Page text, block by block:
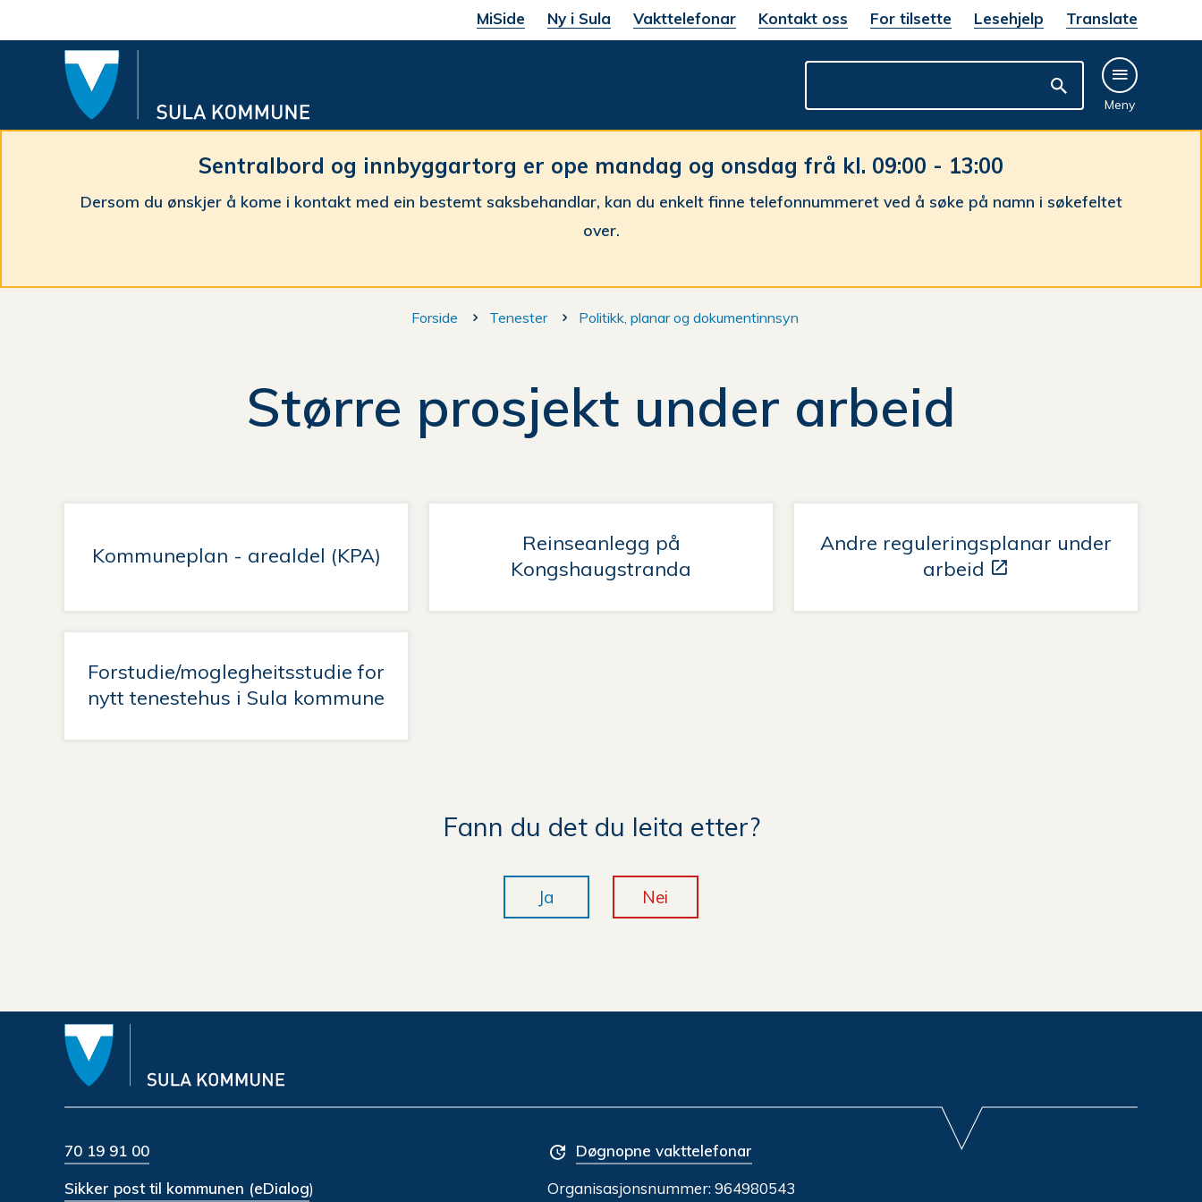
MiSide Ny i Sula Vakttelefonar Kontakt oss For tilsette Lesehjelp Translate
kommune
Meny
Sentralbord og innbyggartorg er ope mandag og onsdag frå kl. 09:00 - 13:00
Dersom du ønskjer å kome i kontakt med ein bestemt saksbehandlar, kan du enkelt finne telefonnummeret ved å søke på namn i søkefeltet
over.
Du
her:
Forside Tenester Politikk, planar og dokumentinnsyn
Større prosjekt under arbeid
Kommuneplan - arealdel (KPA)
Reinseanlegg på
Kongshaugstranda
Andre reguleringsplanar under
arbeid
Forstudie/moglegheitsstudie for
nytt tenestehus i Sula kommune
Fann du det du leita etter?
Ja Nei
70 19 91 00
Sikker post til kommunen (eDialog)
Døgnopne vakttelefonar
Organisasjonsnummer:964980543